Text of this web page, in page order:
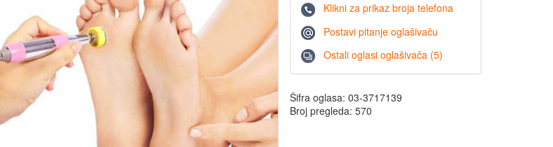
Klikni za prikaz broja telefona
Postavi pitanje oglašivaču
Ostali oglasi oglašivača (5)
Šifra oglasa: 03-3717139
Broj pregleda: 570